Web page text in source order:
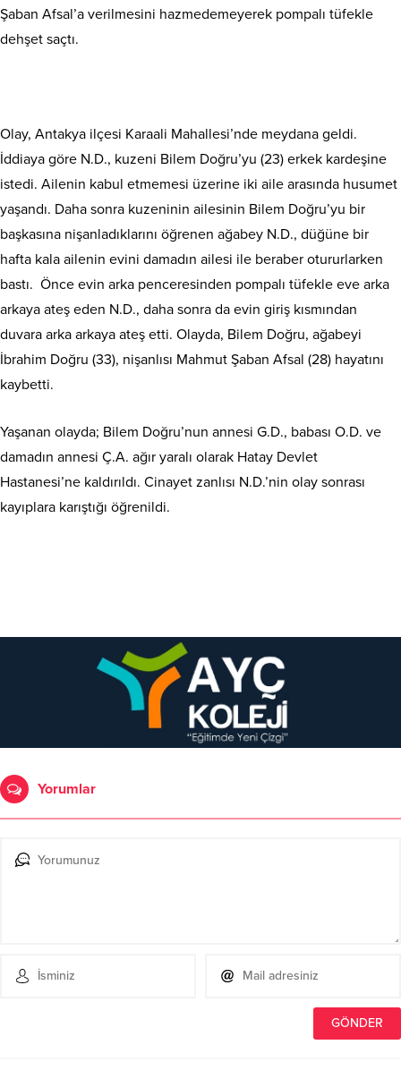
Şaban Afsal’a verilmesini hazmedemeyerek pompalı tüfekle
dehşet saçtı.
Olay, Antakya ilçesi Karaali Mahallesi’nde meydana geldi.
İddiaya göre N.D., kuzeni Bilem Doğru’yu (23) erkek kardeşine
istedi. Ailenin kabul etmemesi üzerine iki aile arasında husumet
yaşandı. Daha sonra kuzeninin ailesinin Bilem Doğru’yu bir
başkasına nişanladıklarını öğrenen ağabey N.D., düğüne bir
hafta kala ailenin evini damadın ailesi ile beraber otururlarken
bastı. Önce evin arka penceresinden pompalı tüfekle eve arka
arkaya ateş eden N.D., daha sonra da evin giriş kısmından
duvara arka arkaya ateş etti. Olayda, Bilem Doğru, ağabeyi
İbrahim Doğru (33), nişanlısı Mahmut Şaban Afsal (28) hayatını
kaybetti.
Yaşanan olayda; Bilem Doğru’nun annesi G.D., babası O.D. ve
damadın annesi Ç.A. ağır yaralı olarak Hatay Devlet
Hastanesi’ne kaldırıldı. Cinayet zanlısı N.D.’nin olay sonrası
kayıplara karıştığı öğrenildi.
Yorumlar